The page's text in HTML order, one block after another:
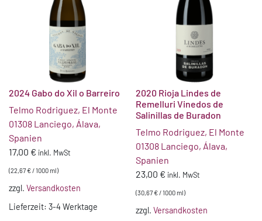
2024 Gabo do Xil o Barreiro
Telmo Rodriguez, El Monte
01308 Lanciego, Álava,
Spanien
17,00 € inkl. MwSt
(22,67€/1000ml)
zzgl. Versandkosten
Lieferzeit: 3-4 Werktage
2020 Rioja Lindes de
Remelluri Vinedos de
Salinillas de Buradon
Telmo Rodriguez, El Monte
01308 Lanciego, Álava,
Spanien
23,00 € inkl. MwSt
(30,67€/1000ml)
zzgl.Versandkosten